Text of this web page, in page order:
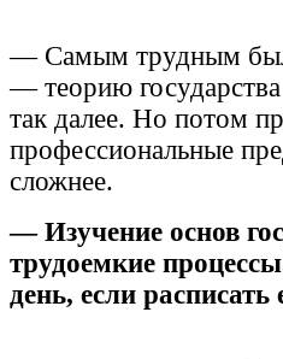
— Самым трудным
— теорию
так далее. Но потом
профессиональные
сложнее.
— Изучение основ
трудоемкие
день, если расписать